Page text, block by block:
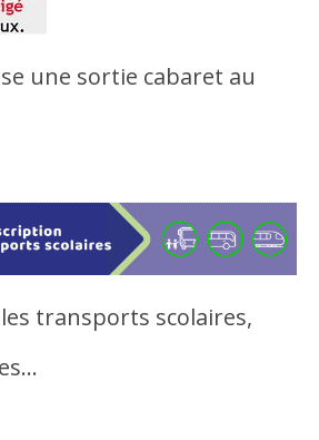
une sortie cabaret au
transports scolaires,